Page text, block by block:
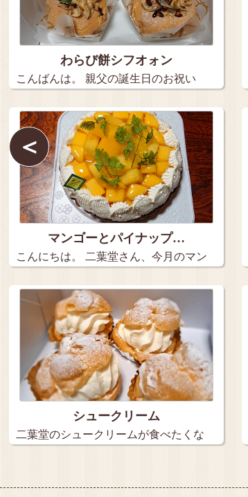
＜
わらび餅シフオォン
こんばんは。 親父の誕生日のお祝い
マンゴーとパイナップ…
こんにちは。 二葉堂さん、今月のマン
シュークリーム
二葉堂のシュークリームが食べたくな